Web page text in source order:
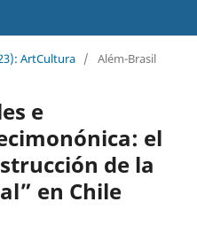
ArtCultura / Além-Brasil
e
el
de la
en Chile